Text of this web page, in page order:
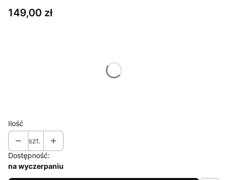
Cena
149,00 zł
Ilość
szt.
Dostępność:
na wyczerpaniu